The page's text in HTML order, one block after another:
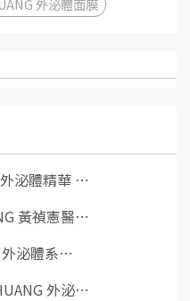
外泌體面膜
泌體精華 ⋯
黃禎憲醫⋯
泌體系⋯
外泌⋯